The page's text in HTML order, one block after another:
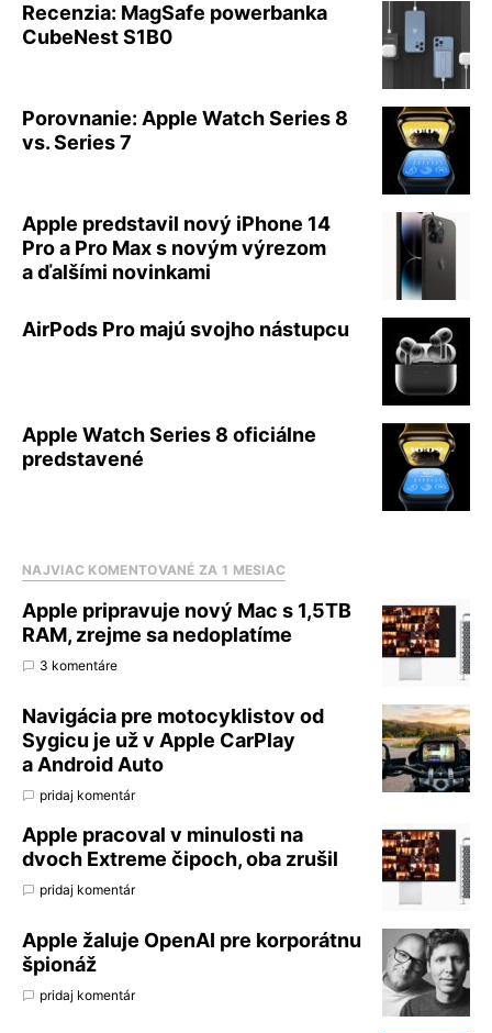
Recenzia: MagSafe powerbanka
CubeNest S1B0
Porovnanie: Apple Watch Series 8
vs. Series 7
Apple predstavil nový iPhone 14
Pro a Pro Max s novým výrezom
a ďalšími novinkami
AirPods Pro majú svojho nástupcu
Apple Watch Series 8 oficiálne
predstavené
NAJVIAC KOMENTOVANÉ ZA 1 MESIAC
Apple pripravuje nový Mac s 1,5TB
RAM, zrejme sa nedoplatíme
3 komentáre
Navigácia pre motocyklistov od
Sygicu je už v Apple CarPlay
a Android Auto
pridaj komentár
Apple pracoval v minulosti na
dvoch Extreme čipoch, oba zrušil
pridaj komentár
Apple žaluje OpenAI pre korporátnu
špionáž
pridaj komentár